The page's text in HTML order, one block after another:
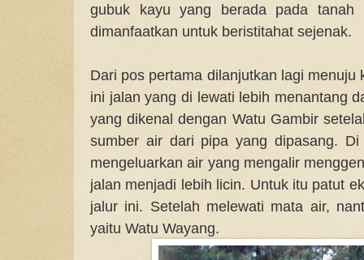
gubuk kayu yang berada pada
dimanfaatkan untuk beristitahat sejenak.
Dari pos pertama dilanjutkan lagi menuju
ini jalan yang di lewati lebih menantang
yang dikenal dengan Watu Gambir
sumber air dari pipa yang dipasang.
mengeluarkan air yang mengalir
jalan menjadi lebih licin. Untuk itu patut
jalur ini. Setelah melewati mata air,
yaitu Watu Wayang.